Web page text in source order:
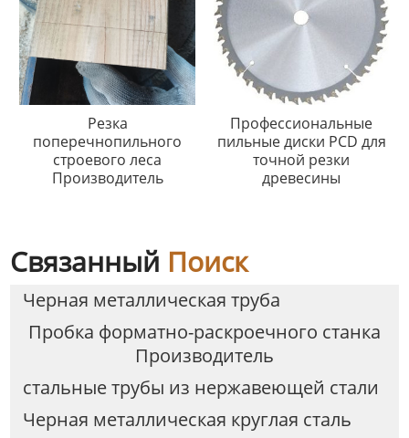
Резка
поперечнопильного
строевого леса
Производитель
Профессиональные
пильные диски PCD для
точной резки
древесины
Связанный Поиск
Черная металлическая труба
Пробка форматно-раскроечного станка
Производитель
стальные трубы из нержавеющей стали
Черная металлическая круглая сталь